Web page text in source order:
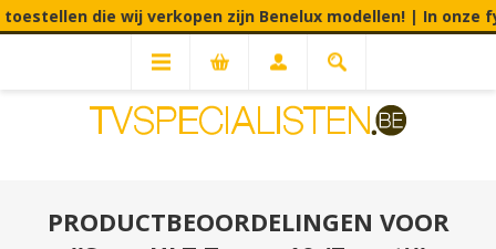
die wij verkopen zijn Benelux modellen! | In onze fysieke
PRODUCTBEOORDELINGEN VOOR